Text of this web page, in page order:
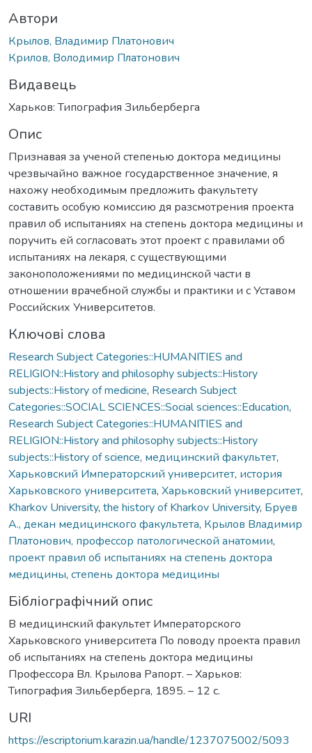
Автори
Крылов, Владимир Платонович
Крилов, Володимир Платонович
Видавець
Харьков: Типография Зильберберга
Опис
Признавая за ученой степенью доктора медицины
чрезвычайно важное государственное значение, я
нахожу необходимым предложить факультету
составить особую комиссию дя разсмотрения проекта
правил об испытаниях на степень доктора медицины и
поручить ей согласовать этот проект с правилами об
испытаниях на лекаря, с существующими
законоположениями по медицинской части в
отношении врачебной службы и практики и с Уставом
Российских Университетов.
Ключові слова
Research Subject Categories::HUMANITIES and
RELIGION::History and philosophy subjects::History
subjects::History of medicine, Research Subject
Categories::SOCIAL SCIENCES::Social sciences::Education,
Research Subject Categories::HUMANITIES and
RELIGION::History and philosophy subjects::History
subjects::History of science, медицинский факультет,
Харьковский Императорский университет, история
Харьковского университета, Харьковский университет,
Kharkov University, the history of Kharkov University, Бруев
А., декан медицинского факультета, Крылов Владимир
Платонович, профессор патологической анатомии,
проект правил об испытаниях на степень доктора
медицины, степень доктора медицины
Бібліографічний опис
В медицинский факультет Императорского
Харьковского университета По поводу проекта правил
об испытаниях на степень доктора медицины
Профессора Вл. Крылова Рапорт. – Харьков:
Типография Зильберберга, 1895. – 12 с.
URI
https://escriptorium.karazin.ua/handle/1237075002/5093